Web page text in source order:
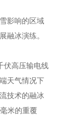
影响的区域
融冰演练。
伏高压输电线
天气情况下
技术的融冰
米的重覆